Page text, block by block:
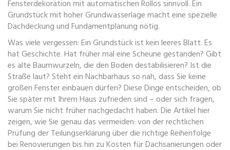
Fensterdekoration mit automatischen Rollos sinnvoll. Ein
Grundstück mit hoher Grundwasserlage macht eine spezielle
Dachdeckung und Fundamentplanung nötig.
Was viele vergessen: Ein Grundstück ist kein leeres Blatt. Es
hat Geschichte. Hat früher mal eine Scheune gestanden? Gibt
es alte Baumwurzeln, die den Boden destabilisieren? Ist die
Straße laut? Steht ein Nachbarhaus so nah, dass Sie keine
großen Fenster einbauen dürfen? Diese Dinge entscheiden, ob
Sie später mit Ihrem Haus zufrieden sind – oder sich fragen,
warum Sie nicht früher nachgedacht haben. Die Artikel hier
zeigen, wie Sie genau das vermeiden: von der rechtlichen
Prüfung der Teilungserklärung über die richtige Reihenfolge
bei Renovierungen bis hin zu Kosten für Dachsanierungen oder